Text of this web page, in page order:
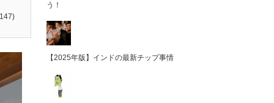
う！
【2025年版】インドの最新チップ事情